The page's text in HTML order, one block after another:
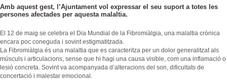
Amb aquest gest, l’Ajuntament vol expressar el seu suport a totes les
persones afectades per aquesta malaltia.
El 12 de maig se celebra el Dia Mundial de la Fibromiàlgia, una malaltia crònica
encara poc coneguda i sovint estigmatitzada.
La Fibromiàlgia és una malaltia que es caracteritza per un dolor generalitzat als
músculs i articulacions, sense que hi hagi una causa visible, com una inflamació o
lesió concreta. Sovint va acompanyada d’alteracions del son, dificultats de
concertació i malestar emocional.